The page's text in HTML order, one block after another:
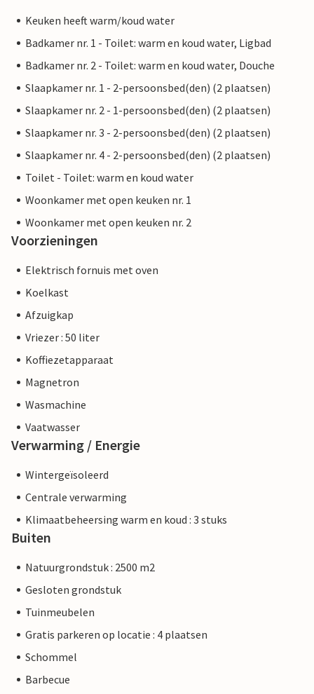
Keuken heeft warm/koud water
Badkamer nr. 1 - Toilet: warm en koud water, Ligbad
Badkamer nr. 2 - Toilet: warm en koud water, Douche
Slaapkamer nr. 1 - 2-persoonsbed(den) (2 plaatsen)
Slaapkamer nr. 2 - 1-persoonsbed(den) (2 plaatsen)
Slaapkamer nr. 3 - 2-persoonsbed(den) (2 plaatsen)
Slaapkamer nr. 4 - 2-persoonsbed(den) (2 plaatsen)
Toilet - Toilet: warm en koud water
Woonkamer met open keuken nr. 1
Woonkamer met open keuken nr. 2
Voorzieningen
Elektrisch fornuis met oven
Koelkast
Afzuigkap
Vriezer : 50 liter
Koffiezetapparaat
Magnetron
Wasmachine
Vaatwasser
Verwarming / Energie
Wintergeïsoleerd
Centrale verwarming
Klimaatbeheersing warm en koud : 3 stuks
Buiten
Natuurgrondstuk : 2500 m2
Gesloten grondstuk
Tuinmeubelen
Gratis parkeren op locatie : 4 plaatsen
Schommel
Barbecue